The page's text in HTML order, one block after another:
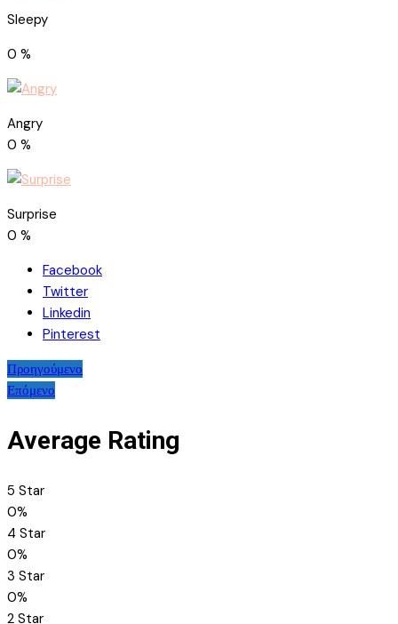
Sleepy
0 %
Angry
0 %
Surprise
0 %
Facebook
Twitter
Linkedin
Pinterest
Πλοήγηση
άρθρων
Προηγούμενο
Επόμενο
Average Rating
5 Star
0%
4 Star
0%
3 Star
0%
2 Star